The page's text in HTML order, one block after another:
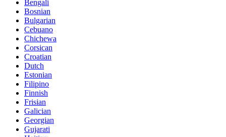
Bengali
Bosnian
Bulgarian
Cebuano
Chichewa
Corsican
Croatian
Dutch
Estonian
Filipino
Finnish
Frisian
Galician
Georgian
Gujarati